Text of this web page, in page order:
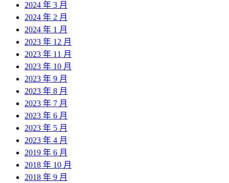
2024 年 3 月
2024 年 2 月
2024 年 1 月
2023 年 12 月
2023 年 11 月
2023 年 10 月
2023 年 9 月
2023 年 8 月
2023 年 7 月
2023 年 6 月
2023 年 5 月
2023 年 4 月
2019 年 6 月
2018 年 10 月
2018 年 9 月